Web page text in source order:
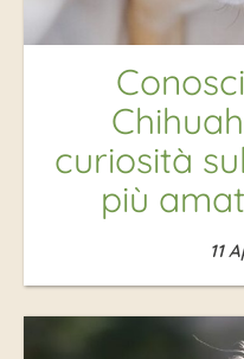
curiosità
più
11